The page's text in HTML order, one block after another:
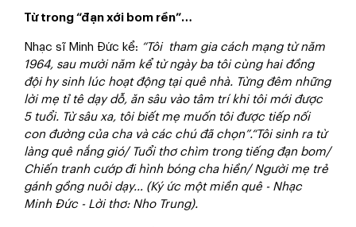
Từ trong “đạn xới bom rền”…
Nhạc sĩ Minh Đức kể: “Tôi tham gia cách mạng từ năm
1964, sau mười năm kể từ ngày ba tôi cùng hai đồng
đội hy sinh lúc hoạt động tại quê nhà. Từng đêm những
lời mẹ tỉ tê dạy dỗ, ăn sâu vào tâm trí khi tôi mới được
5 tuổi. Từ sâu xa, tôi biết mẹ muốn tôi được tiếp nối
con đường của cha và các chú đã chọn”.“Tôi sinh ra từ
làng quê nắng gió/ Tuổi thơ chìm trong tiếng đạn bom/
Chiến tranh cướp đi hình bóng cha hiền/ Người mẹ trẻ
gánh gồng nuôi dạy… (Ký ức một miền quê - Nhạc
Minh Đức - Lời thơ: Nho Trung).